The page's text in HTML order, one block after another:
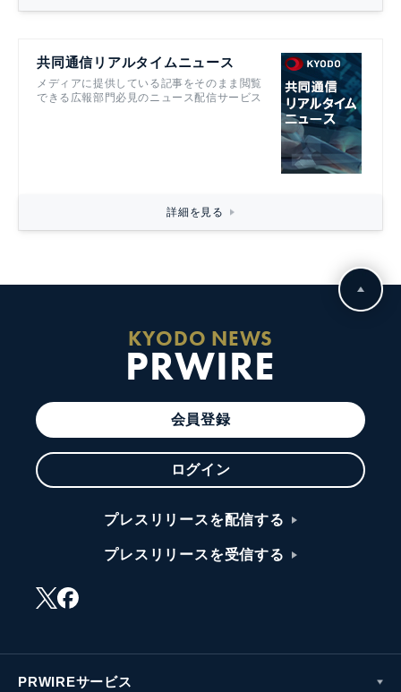
共同通信リアルタイムニュース
メディアに提供している記事をそのまま閲覧
できる広報部門必見のニュース配信サービス
詳細を見る
KYODO NEWS
PRWIRE
会員登録
ログイン
プレスリリースを配信する
プレスリリースを受信する
PRWIREサービス